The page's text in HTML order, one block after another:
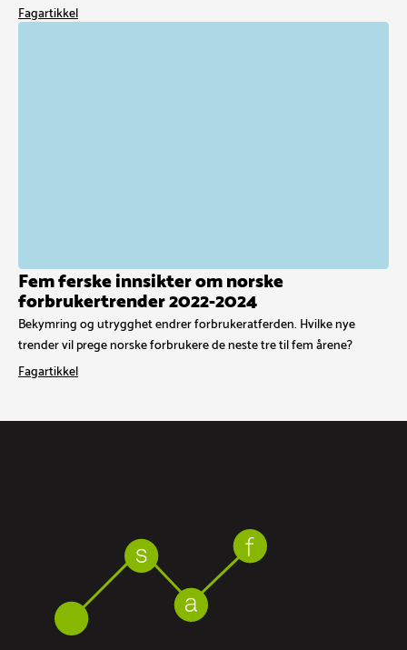
Fagartikkel
Fem ferske innsikter om norske
forbrukertrender 2022-2024
Bekymring og utrygghet endrer forbrukeratferden. Hvilke nye
trender vil prege norske forbrukere de neste tre til fem årene?
Fagartikkel